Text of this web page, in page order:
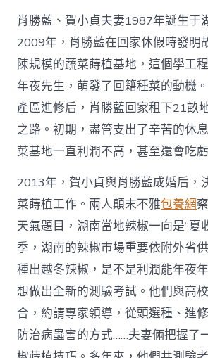
工
作
_
中
國
網〉
中
肖勝藍、賀小貞夫妻1987年誕生于
2009年，肖勝藍在回家休假時發明
陳規模的蔬菜蒔植基地，這個學工
年夜先生，萌發了回籍種菜的動機
產區進修后，肖勝藍回家租下21畝
之路。初期，盡管支出了辛苦的休
菜基地一直利潤不高，甚至還會吃虧
2013年，賀小貞與肖勝藍成婚后，
菜蒔植工作。兩人顛末不雅包養網
天氣題目，湖南當地辣椒一向是“夏
季，湖南的辣椒市場重要依附外省
種出越冬辣椒，是不是利潤能年夜
想做出全新的測驗考試。他們與高
合，約請專家領導，從頭選種、進
防治病蟲害的方式……夫妻倆把握了